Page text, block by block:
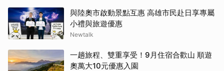
與陸奧市啟動景點互惠 高雄市民赴日享專屬
小禮與旅遊優惠
Newtalk
一趟旅程、雙重享受！9月住宿合歡山 順遊
奧萬大10元優惠入園